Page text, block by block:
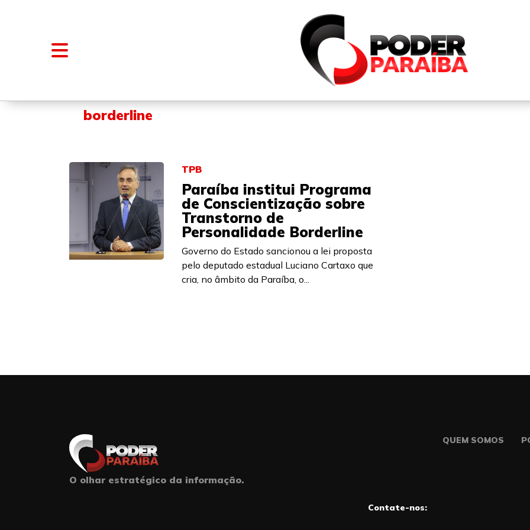
FALE CONOSCO
borderline
TPB
Paraíba institui Programa
de Conscientização sobre
Transtorno de
Personalidade Borderline
Governo do Estado sancionou a lei proposta
pelo deputado estadual Luciano Cartaxo que
cria, no âmbito da Paraíba, o...
O olhar estratégico da informação.
QUEM SOMOS
Contate-nos: